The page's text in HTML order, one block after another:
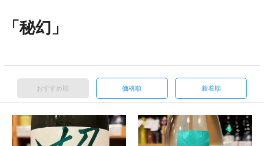
「秘幻」
おすすめ順 価格順 新着順